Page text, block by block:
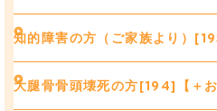
知的障害の方（ご家族より）
大腿骨骨頭壊死の方[194]【＋お